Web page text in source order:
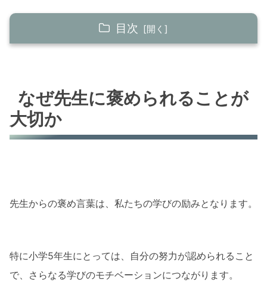
目次
先生の期待に応える喜び
自主学習の方法とは
先生に褒められる学習のポイント
なぜ先生に褒められることが
大切か
先生からの褒め言葉は、私たちの学びの励みとなります。
特に小学5年生にとっては、自分の努力が認められること
で、さらなる学びのモチベーションにつながります。